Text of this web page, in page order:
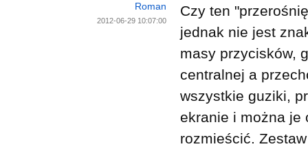
Roman
2012-06-29 10:07:00
Czy ten
jednak nie jest
masy przycisków,
centralnej a
wszystkie guziki,
ekranie i można je
rozmieścić.